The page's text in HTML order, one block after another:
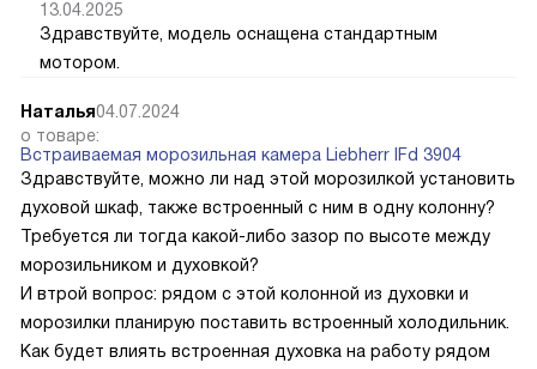
13.04.2025
Здравствуйте, модель оснащена стандартным
мотором.
Наталья04.07.2024
о товаре:
Встраиваемая морозильная камера Liebherr IFd 3904
Здравствуйте, можно ли над этой морозилкой установить
духовой шкаф, также встроенный с ним в одну колонну?
Требуется ли тогда какой-либо зазор по высоте между
морозильником и духовкой?
И втрой вопрос: рядом с этой колонной из духовки и
морозилки планирую поставить встроенный холодильник.
Как будет влиять встроенная духовка на работу рядом